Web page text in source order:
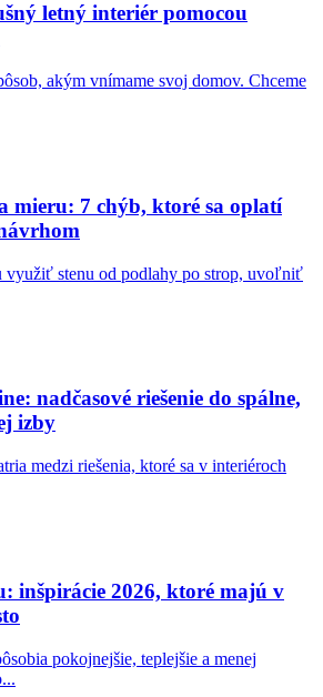
letný interiér pomocou
akým vnímame svoj domov. Chceme
mieru: 7 chýb, ktoré sa oplatí
využiť stenu od podlahy po strop, uvoľniť
nadčasové riešenie do spálne,
izby
medzi riešenia, ktoré sa v interiéroch
inšpirácie 2026, ktoré majú v
pokojnejšie, teplejšie a menej